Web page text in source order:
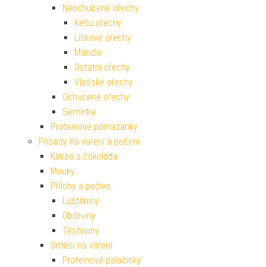
Neochucené ořechy
Kešu ořechy
Lískové ořechy
Mandle
Ostatní ořechy
Vlašské ořechy
Ochucené ořechy
Semínka
Proteinové pomazánky
Přísady na vaření a pečení
Kakao a čokoláda
Mouky
Přílohy a pečivo
Luštěniny
Obiloviny
Těstoviny
Směsi na vaření
Proteinové palačinky